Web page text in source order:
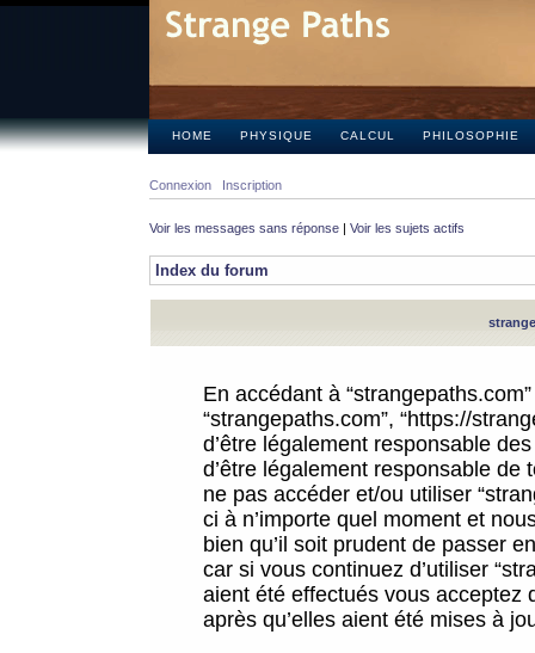
HOME PHYSIQUE CALCUL PHILOSOPHIE
Connexion Inscription
Voir les messages sans réponse | Voir les sujets actifs
Index du forum
En accédant à
“strangepaths.com”, “https://
d’être légalement responsable
d’être légalement responsable
ne pas accéder et/ou utiliser
ci à n’importe quel moment et
bien qu’il soit prudent de passer
car si vous continuez d’utiliser
aient été effectués vous acceptez
après qu’elles aient été mises à